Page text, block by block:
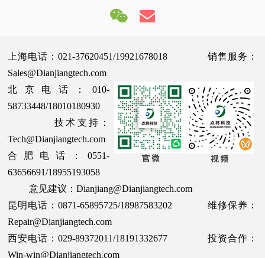
上海电话：021-37620451/19921678018 销售服务：
Sales@Dianjiangtech.com
北京电话：010-
58733448/18010180930
技术支持：
Tech@Dianjiangtech.com
合肥电话：0551-
63656691/18955193058
意见建议：Dianjiang@Dianjiangtech.com
昆明电话：0871-65895725/18987583202 维修保养：
Repair@Dianjiangtech.com
西安电话：029-89372011/18191332677 投资合作：
Win-win@Dianjiangtech.com